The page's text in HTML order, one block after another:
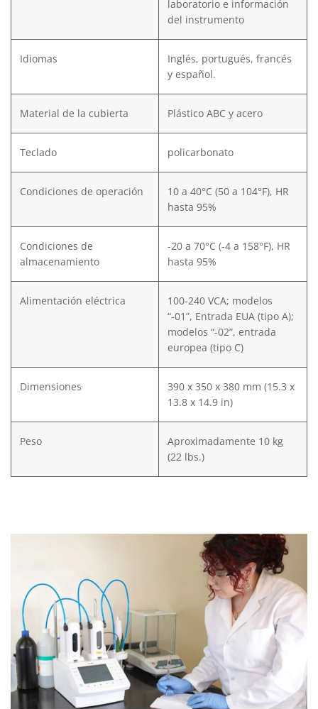
laboratorio e información
del instrumento
Idiomas
Inglés, portugués, francés
y español.
Material de la cubierta Plástico ABC y acero
Teclado policarbonato
Condiciones de operación
10 a 40°C (50 a 104°F), HR
hasta 95%
Condiciones de
almacenamiento
-20 a 70°C (-4 a 158°F), HR
hasta 95%
Alimentación eléctrica
100-240 VCA; modelos
“-01”, Entrada EUA (tipo A);
modelos “-02”, entrada
europea (tipo C)
Dimensiones
390 x 350 x 380 mm (15.3 x
13.8 x 14.9 in)
Peso
Aproximadamente 10 kg
(22 lbs.)